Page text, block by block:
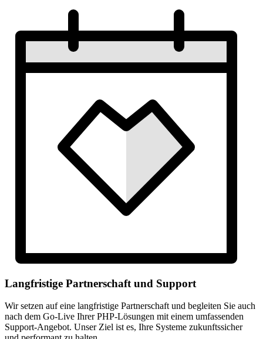
Langfristige Partnerschaft und Support
Wir setzen auf eine langfristige Partnerschaft und begleiten Sie auch
nach dem Go-Live Ihrer PHP-Lösungen mit einem umfassenden
Support-Angebot. Unser Ziel ist es, Ihre Systeme zukunftssicher